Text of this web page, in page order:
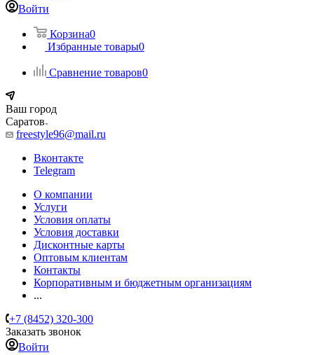
Войти
Корзина0
Избранные товары0
Сравнение товаров0
Ваш город
Саратов
freestyle96@mail.ru
Вконтакте
Telegram
О компании
Услуги
Условия оплаты
Условия доставки
Дисконтные карты
Оптовым клиентам
Контакты
Корпоративным и бюджетным организациям
...
+7 (8452) 320-300
Заказать звонок
Войти